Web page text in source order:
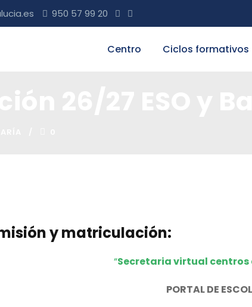
950 57 99 20
Centro Ciclos formativos
y matriculación:
“Secretaria virtual
PORTAL DE